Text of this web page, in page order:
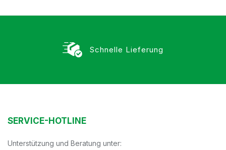
Schnelle Lieferung
SERVICE-HOTLINE
Unterstützung und Beratung unter: